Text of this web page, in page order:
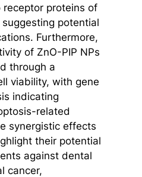
proteins of
potential
Furthermore,
of ZnO-PIP NPs
through a
viability, with gene
indicating
related
synergistic effects
their potential
against dental
cancer,